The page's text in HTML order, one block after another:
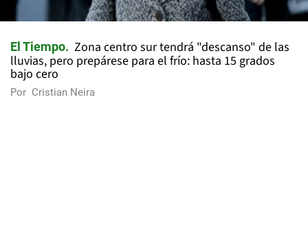
El Tiempo
Zona centro sur tendrá "descanso" de las
lluvias, pero prepárese para el frío: hasta 15 grados
bajo cero
Por Cristian Neira